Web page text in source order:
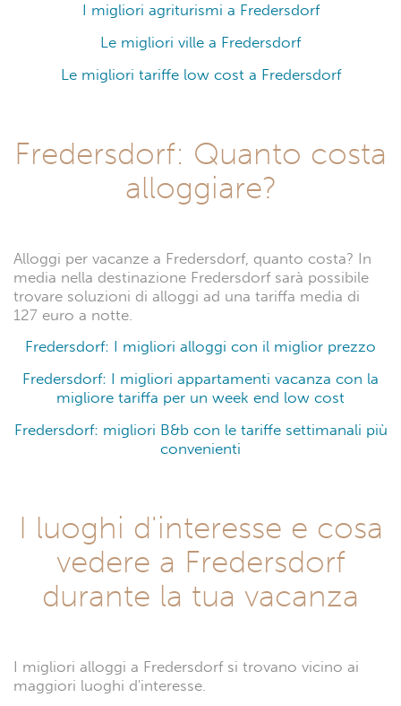
I migliori agriturismi a Fredersdorf
Le migliori ville a Fredersdorf
Le migliori tariffe low cost a Fredersdorf
Fredersdorf: Quanto costa
alloggiare?
Alloggi per vacanze a Fredersdorf, quanto costa? In
media nella destinazione Fredersdorf sarà possibile
trovare soluzioni di alloggi ad una tariffa media di
127 euro a notte.
Fredersdorf: I migliori alloggi con il miglior prezzo
Fredersdorf: I migliori appartamenti vacanza con la
migliore tariffa per un week end low cost
Fredersdorf: migliori B&b con le tariffe settimanali più
convenienti
I luoghi d'interesse e cosa
vedere a Fredersdorf
durante la tua vacanza
I migliori alloggi a Fredersdorf si trovano vicino ai
maggiori luoghi d'interesse.